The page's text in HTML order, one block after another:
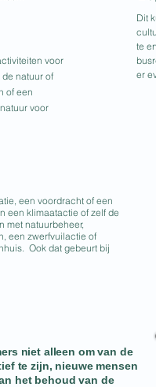
voor
natuur of
of een
voor
Dit
te
er
niet alleen om van de
te zijn, nieuwe mensen
het behoud van de
een voordracht of een
een klimaatactie of zelf de
met natuurbeheer,
een zwerfvuilactie of
Ook dat gebeurt bij